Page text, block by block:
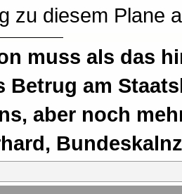
zu diesem Plane
muss als das
Betrug am
aber noch